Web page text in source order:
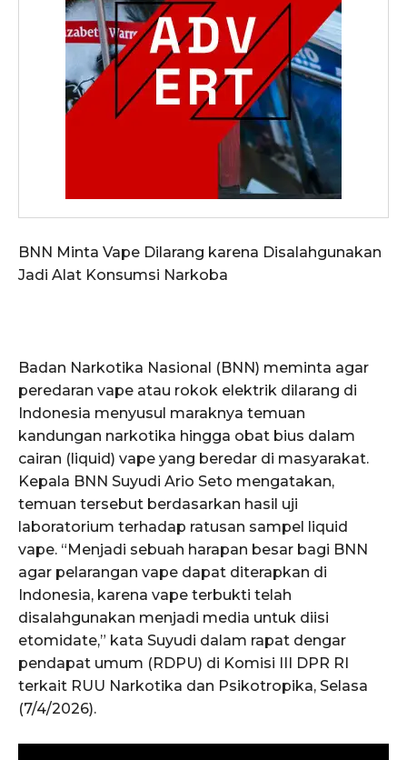
BNN Minta Vape Dilarang karena Disalahgunakan
Jadi Alat Konsumsi Narkoba
Badan Narkotika Nasional (BNN) meminta agar
peredaran vape atau rokok elektrik dilarang di
Indonesia menyusul maraknya temuan
kandungan narkotika hingga obat bius dalam
cairan (liquid) vape yang beredar di masyarakat.
Kepala BNN Suyudi Ario Seto mengatakan,
temuan tersebut berdasarkan hasil uji
laboratorium terhadap ratusan sampel liquid
vape. “Menjadi sebuah harapan besar bagi BNN
agar pelarangan vape dapat diterapkan di
Indonesia, karena vape terbukti telah
disalahgunakan menjadi media untuk diisi
etomidate,” kata Suyudi dalam rapat dengar
pendapat umum (RDPU) di Komisi III DPR RI
terkait RUU Narkotika dan Psikotropika, Selasa
(7/4/2026).